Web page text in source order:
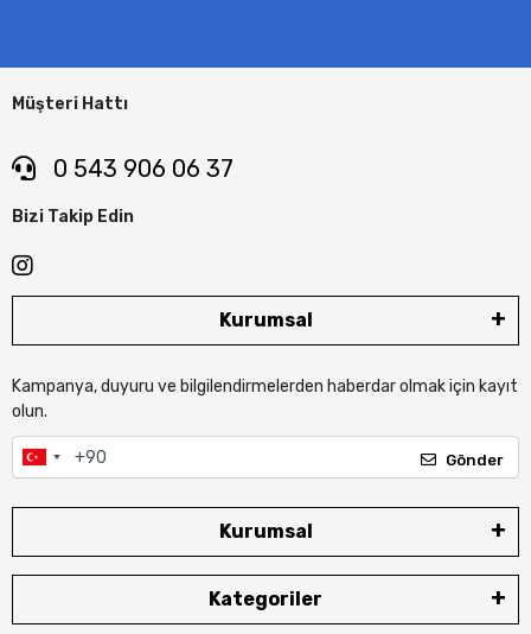
Müşteri Hattı
0 543 906 06 37
Bizi Takip Edin
Kurumsal
Kampanya, duyuru ve bilgilendirmelerden haberdar olmak için kayıt
olun.
Gönder
Kurumsal
Kategoriler